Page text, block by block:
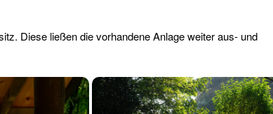
Diese ließen die vorhandene Anlage weiter aus- und